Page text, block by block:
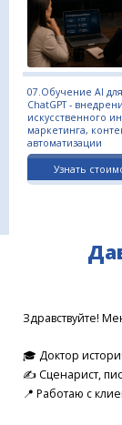
07.Обучение AI
ChatGPT -
искусственного
маркетинга,
автоматизации
Узнать
Здравствуйте!
🎓 Доктор
✍️ Сценарист,
📍 Работаю с